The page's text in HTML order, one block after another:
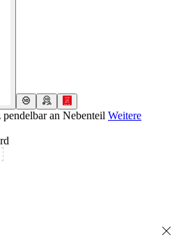
an Nebenteil Weitere